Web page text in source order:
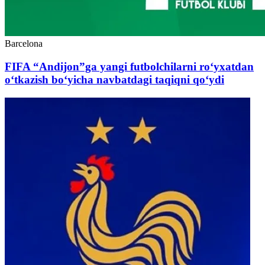
Barcelona
FIFA “Andijon”ga yangi futbolchilarni ro‘yxatdan
o‘tkazish bo‘yicha navbatdagi taqiqni qo‘ydi